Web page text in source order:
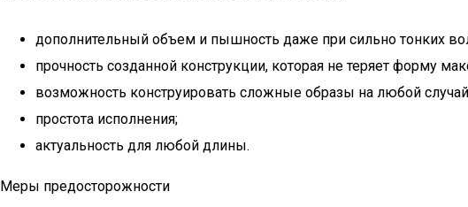
дополнительный объем и пышность даже при сильно тонких
прочность созданной конструкции, которая не теряет форму
возможность конструировать сложные образы на любой
простота исполнения;
актуальность для любой длины.
Меры предосторожности